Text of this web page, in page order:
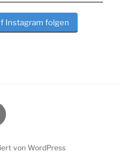
Instagram folgen
von WordPress